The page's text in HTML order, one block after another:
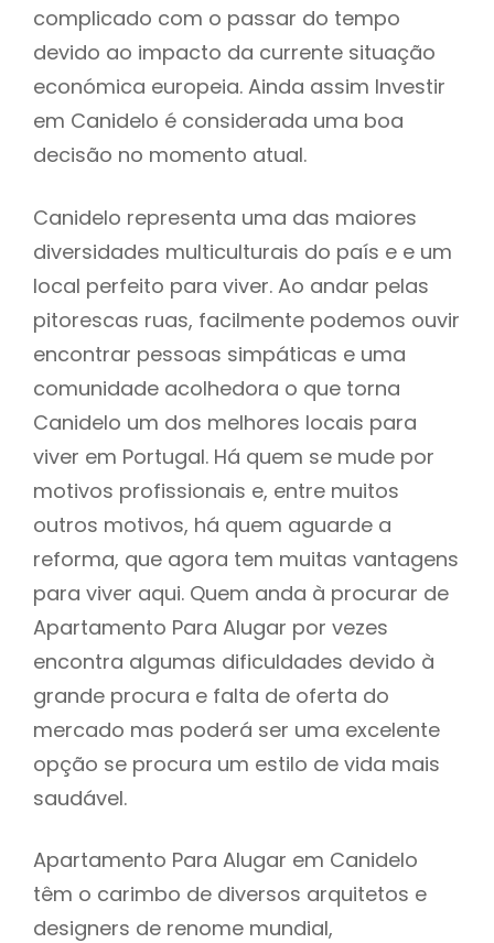
complicado com o passar do tempo
devido ao impacto da currente situação
económica europeia. Ainda assim Investir
em Canidelo é considerada uma boa
decisão no momento atual.
Canidelo representa uma das maiores
diversidades multiculturais do país e e um
local perfeito para viver. Ao andar pelas
pitorescas ruas, facilmente podemos ouvir
encontrar pessoas simpáticas e uma
comunidade acolhedora o que torna
Canidelo um dos melhores locais para
viver em Portugal. Há quem se mude por
motivos profissionais e, entre muitos
outros motivos, há quem aguarde a
reforma, que agora tem muitas vantagens
para viver aqui. Quem anda à procurar de
Apartamento Para Alugar por vezes
encontra algumas dificuldades devido à
grande procura e falta de oferta do
mercado mas poderá ser uma excelente
opção se procura um estilo de vida mais
saudável.
Apartamento Para Alugar em Canidelo
têm o carimbo de diversos arquitetos e
designers de renome mundial,